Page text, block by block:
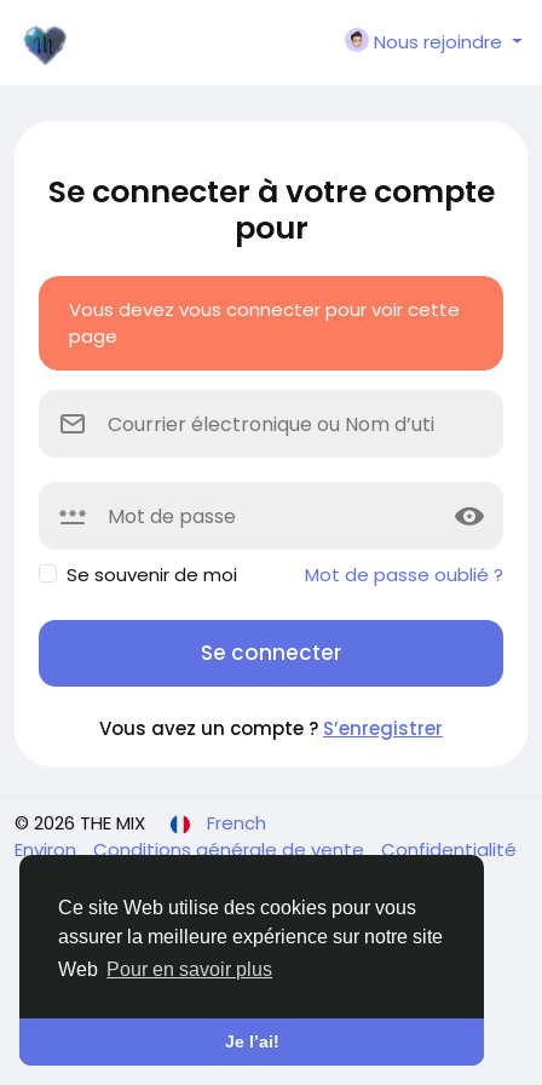
Ce site Web utilise des cookies pour vous
assurer la meilleure expérience sur notre site
Web Pour en savoir plus
Je l’ai!
Nous rejoindre
Se connecter à votre compte
pour
Vous devez vous connecter pour voir cette
page
Se souvenir de moi Mot de passe oublié ?
Se connecter
Vous avez un compte ? S’enregistrer
© 2026 THE MIX
French
Environ Conditions générale de vente Confidentialité